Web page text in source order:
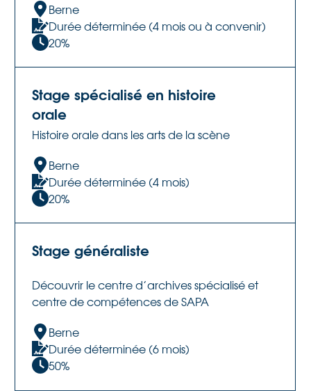
Berne
Durée déterminée (4 mois ou à convenir)
20%
Stage spécialisé en histoire
orale
Histoire orale dans les arts de la scène
Berne
Durée déterminée (4 mois)
20%
Stage généraliste
Découvrir le centre d’archives spécialisé et
centre de compétences de SAPA
Berne
Durée déterminée (6 mois)
50%